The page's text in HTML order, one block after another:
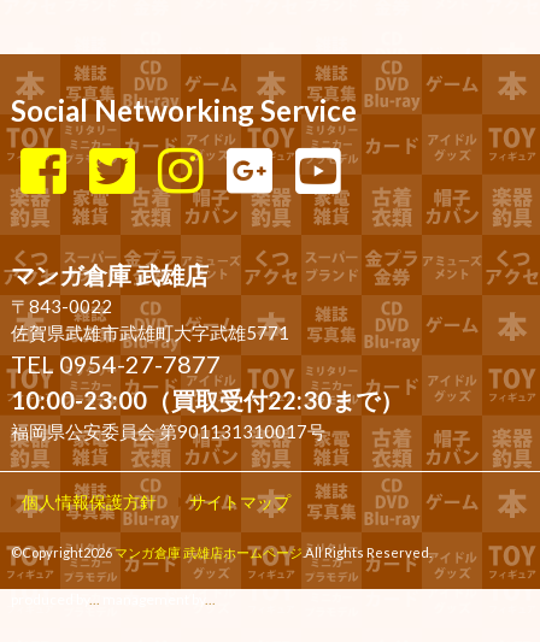
Social Networking Service
マンガ倉庫 武雄店
〒843-0022
佐賀県武雄市武雄町大字武雄5771
TEL 0954-27-7877
10:00-23:00（買取受付22:30まで）
福岡県公安委員会 第901131310017号
個人情報保護方針 サイトマップ
©Copyright2026マンガ倉庫 武雄店ホームページ .All Rights Reserved.